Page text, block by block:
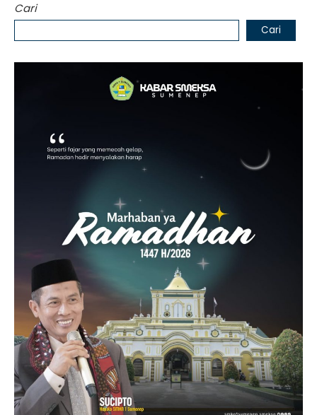
Cari
Cari